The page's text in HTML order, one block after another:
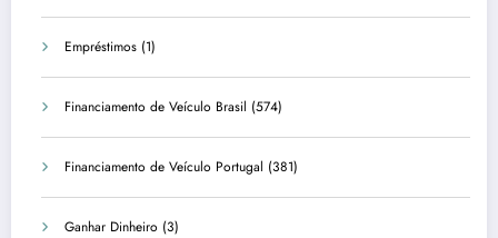
Empréstimos (1)
Financiamento de Veículo Brasil (574)
Financiamento de Veículo Portugal (381)
Ganhar Dinheiro (3)